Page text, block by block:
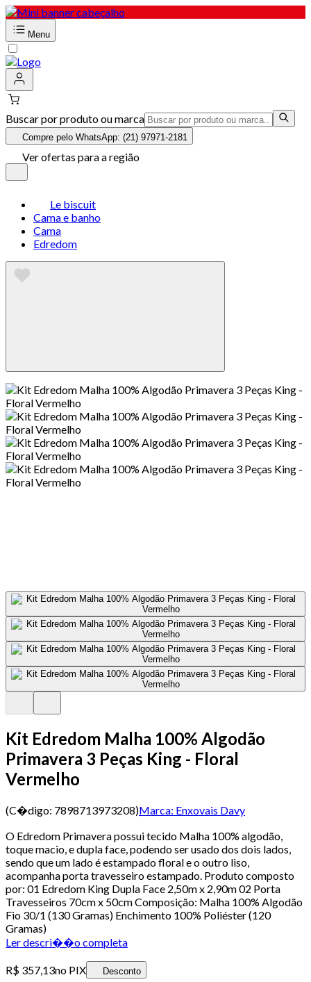
Menu
Buscar por produto ou marca
Compre pelo WhatsApp: (21) 97971-2181
Ver ofertas para a região
Le biscuit
Cama e banho
Cama
Edredom
Kit Edredom Malha 100% Algodão
Primavera 3 Peças King - Floral
Vermelho
(C�digo: 7898713973208)Marca: Enxovais Davy
O Edredom Primavera possui tecido Malha 100% algodão,
toque macio, e dupla face, podendo ser usado dos dois lados,
sendo que um lado é estampado floral e o outro liso,
acompanha porta travesseiro estampado. Produto composto
por: 01 Edredom King Dupla Face 2,50m x 2,90m 02 Porta
Travesseiros 70cm x 50cm Composição: Malha 100% Algodão
Fio 30/1 (130 Gramas) Enchimento 100% Poliéster (120
Gramas)
Ler descri��o completa
R$ 357,13no PIX Desconto